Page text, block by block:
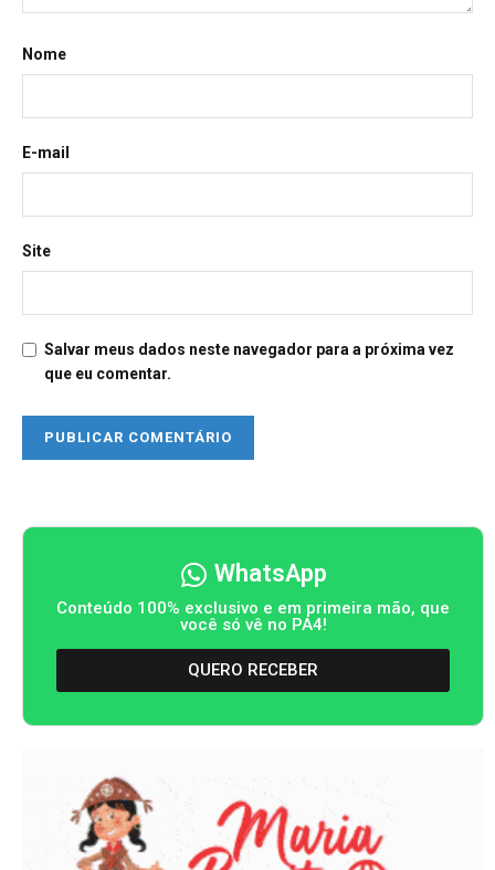
Nome
E-mail
Site
Salvar meus dados neste navegador para a próxima vez
que eu comentar.
WhatsApp
Conteúdo 100% exclusivo e em primeira mão, que
você só vê no PA4!
QUERO RECEBER